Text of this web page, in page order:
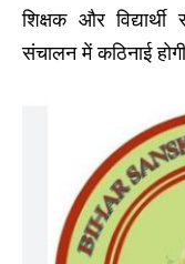
शिक्षक और
संचालन में कठिनाई